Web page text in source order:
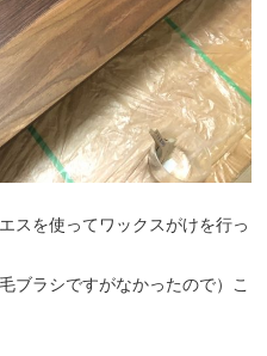
スを使ってワックスがけを行っ
ブラシですがなかったので）こ